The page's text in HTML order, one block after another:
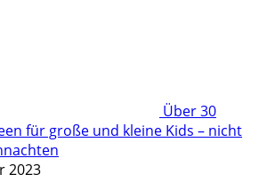
Über 30
für große und kleine Kids – nicht
2023